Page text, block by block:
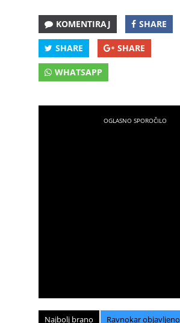
KOMENTIRAJ SHARE
SHARE SHARE
WHATSAPP
Najbolj brano Ravnokar objavljeno